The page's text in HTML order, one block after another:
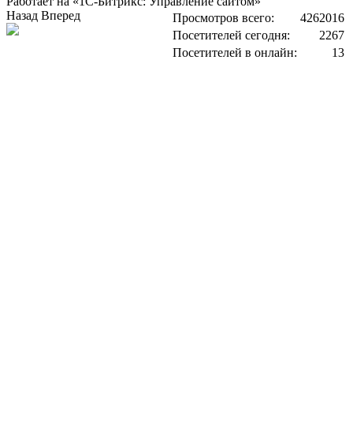
Просмотров всего:
4262016
Посетителей сегодня:
2267
Посетителей в онлайн:
13
Назад Вперед